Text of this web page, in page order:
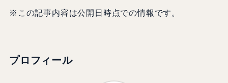
※この記事内容は公開日時点での情報です。
プロフィール